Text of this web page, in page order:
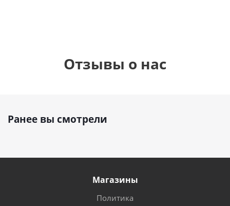
Отзывы о нас
Ранее вы смотрели
Магазины
Политика